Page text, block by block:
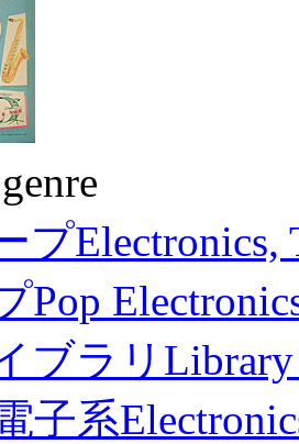
プElectronics,
Pop
ブラリ
子系